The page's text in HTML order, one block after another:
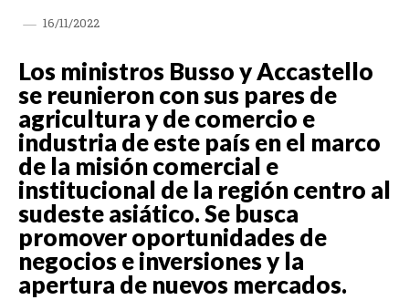
16/11/2022
Los ministros Busso y Accastello
se reunieron con sus pares de
agricultura y de comercio e
industria de este país en el marco
de la misión comercial e
institucional de la región centro al
sudeste asiático. Se busca
promover oportunidades de
negocios e inversiones y la
apertura de nuevos mercados.